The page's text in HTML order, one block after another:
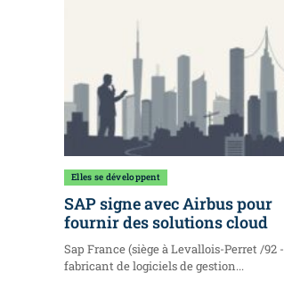
Elles se développent
SAP signe avec Airbus pour
fournir des solutions cloud
Sap France (siège à Levallois-Perret /92 -
fabricant de logiciels de gestion...